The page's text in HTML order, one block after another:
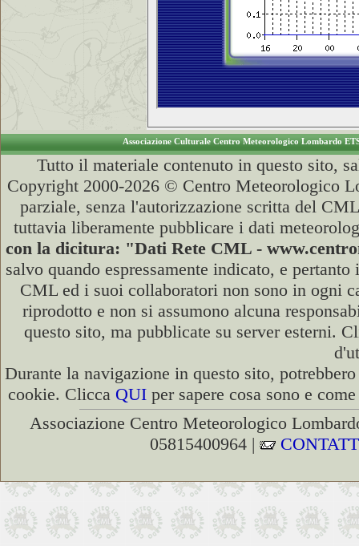
Associazione Culturale Centro Meteorologico Lombardo
Tutto il materiale contenuto in questo sito,
Copyright 2000-2026 © Centro Meteorologico
parziale, senza l'autorizzazione scritta del
tuttavia liberamente pubblicare i dati
con la dicitura: "Dati Rete CML -
salvo quando espressamente indicato, e
CML ed i suoi collaboratori non sono in ogni
riprodotto e non si assumono alcuna
questo sito, ma pubblicate su server esterni.
Durante la navigazione in questo sito,
cookie. Clicca QUI per sapere cosa sono e
Associazione Centro Meteorologico
05815400964 |